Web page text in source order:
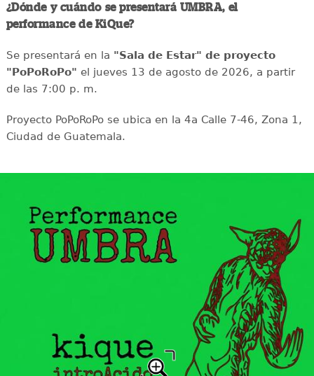
¿Dónde y cuándo se presentará UMBRA, el
performance de KiQue?
Se presentará en la "Sala de Estar" de proyecto
"PoPoRoPo" el jueves 13 de agosto de 2026, a partir
de las 7:00 p. m.
Proyecto PoPoRoPo se ubica en la 4a Calle 7-46, Zona 1,
Ciudad de Guatemala.